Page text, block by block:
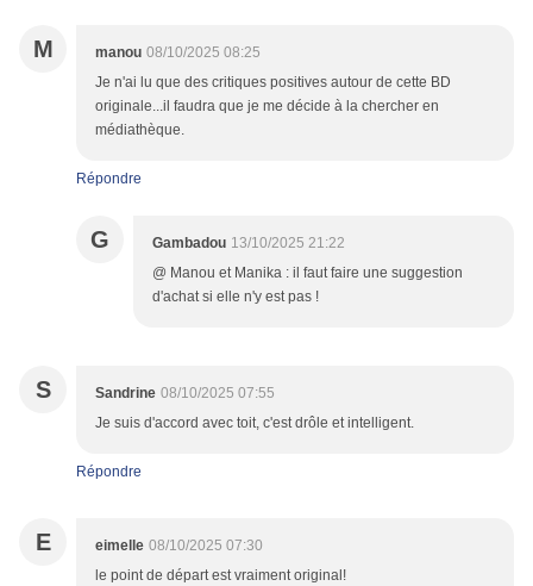
M manou 08/10/2025 08:25
Je n'ai lu que des critiques positives autour de cette BD
originale...il faudra que je me décide à la chercher en
médiathèque.
Répondre
G Gambadou 13/10/2025 21:22
@ Manou et Manika : il faut faire une suggestion
d'achat si elle n'y est pas !
S Sandrine 08/10/2025 07:55
Je suis d'accord avec toit, c'est drôle et intelligent.
Répondre
E eimelle 08/10/2025 07:30
le point de départ est vraiment original!